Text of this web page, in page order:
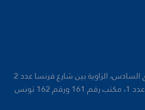
عمارة الناسيونال الطابق السادس، الزاوية بين شارع فرنسا عدد 2
وشارع جمال عبد الناصر عدد 1، مكتب رقم 161 ورقم 162 تونس